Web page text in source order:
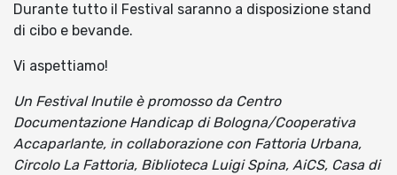
Durante tutto il Festival saranno a disposizione stand
di cibo e bevande.
Vi aspettiamo!
Un Festival Inutile è promosso da Centro
Documentazione Handicap di Bologna/Cooperativa
Accaparlante, in collaborazione con Fattoria Urbana,
Circolo La Fattoria, Biblioteca Luigi Spina, AiCS, Casa di